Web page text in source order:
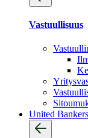
Vastuullisuus
United